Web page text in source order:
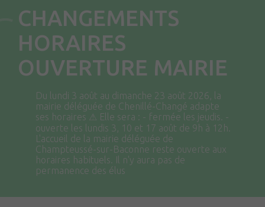
CHANGEMENTS
HORAIRES
OUVERTURE MAIRIE
Du lundi 3 août au dimanche 23 août 2026, la
mairie déléguée de Chenillé-Changé adapte
ses horaires ⚠ Elle sera : - fermée les jeudis. -
ouverte les lundis 3, 10 et 17 août de 9h à 12h.
L'accueil de la mairie déléguée de
Champteussé-sur-Baconne reste ouverte aux
horaires habituels. Il n'y aura pas de
permanence des élus